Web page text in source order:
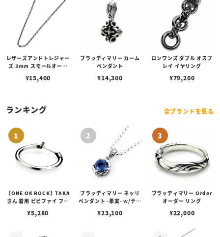
レザーズアンドトレジャー
ズ 3mm スモールオーバ
ブスタークラスプ＆LTロ
¥15,400
ブラッディマリー カーム
ペンダント
¥14,300
ロンワンズ ダブル オスプ
レイ イヤリング
¥79,200
ランキング 全ブランドを見る
【ONE OK ROCK】TAKA
さん 着用 ビビファイ フー
¥5,280
ブラッディマリー ネッリ
ペンダント -果実- w/ティ
¥23,100
ブラッディマリー Order
オーダー リング
¥22,000